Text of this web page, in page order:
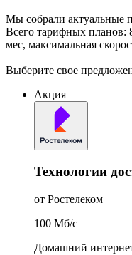
Мы собрали актуальные
Всего тарифных планов:
мес, максимальная
Выберите свое
Акция
Технологии
от Ростелеком
100 Мб/c
Домашний